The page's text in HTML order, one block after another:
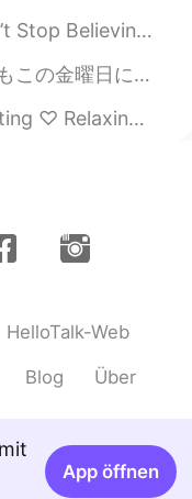
probably no better song if you ...
3月7日 - Arrive at 2:20 PM EAT EVERYTHING 全...
Days ♡ Beautiful secret m...
HelloTalk-Web
Blog Über
App öffnen